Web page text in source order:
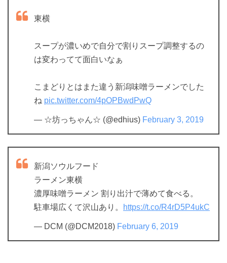
東横
スープが濃いめで自分で割りスープ調整するの
は変わってて面白いなぁ
こまどりとはまた違う新潟味噌ラーメンでした
ね pic.twitter.com/4pOPBwdPwQ
— ☆坊っちゃん☆ (@edhius) February 3, 2019
新潟ソウルフード
ラーメン東横
濃厚味噌ラーメン 割り出汁で薄めて食べる。
駐車場広くて沢山あり。
https://t.co/R4rD5P4ukC
— DCM (@DCM2018) February 6, 2019